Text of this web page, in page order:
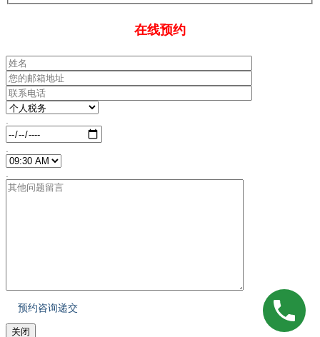
在线预约
.
.
.
关闭